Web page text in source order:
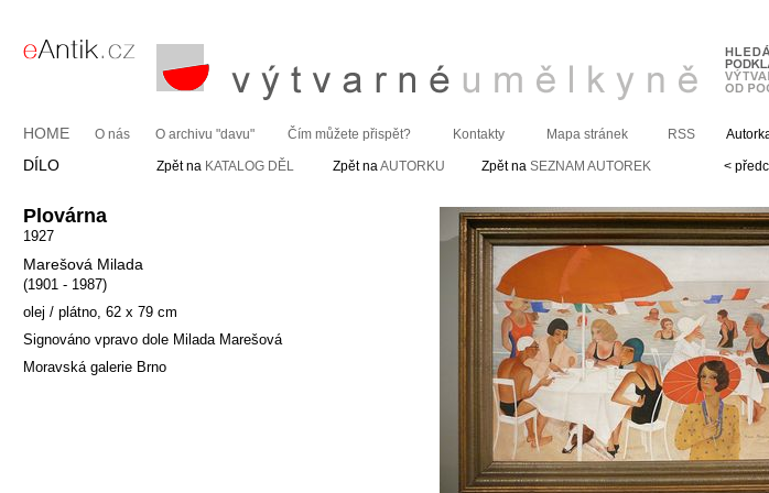
HOME O nás O archivu "davu" Čím můžete přispět? Kontakty Mapa stránek RSS
DÍLO Zpět na KATALOG DĚL Zpět naAUTORKU Zpět na SEZNAM AUTOREK <
Plovárna
1927
Marešová Milada
(1901 - 1987)
olej / plátno, 62 x 79 cm
Signováno vpravo dole Milada Marešová
Moravská galerie Brno